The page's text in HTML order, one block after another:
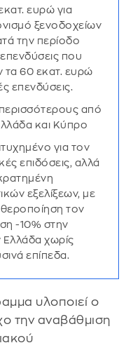
ευρώ για
ξενοδοχείων
την περίοδο
που
τα 60 εκατ. ευρώ
επενδύσεις.
από
και Κύπρο
για τον
επιδόσεις, αλλά
εξελίξεων, με
τον
-10% στην
Ελλάδα χωρίς
επίπεδα.
υλοποιεί ο
την αναβάθμιση